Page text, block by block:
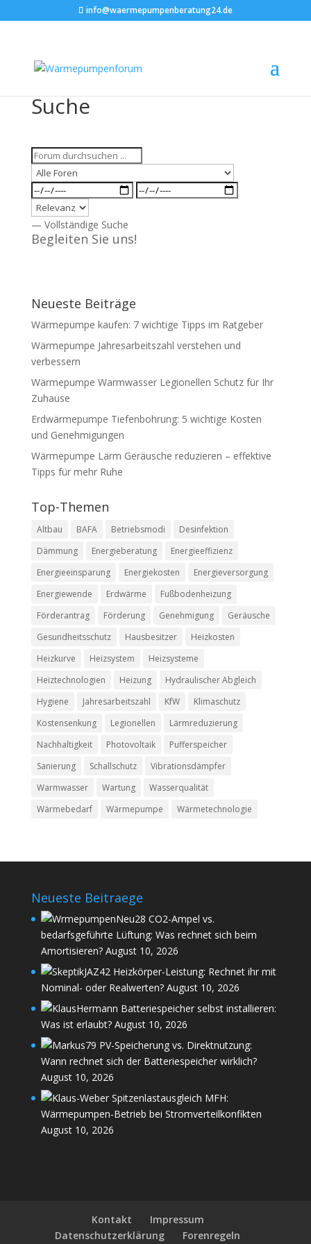
info@waermepumpenberatung24.de
Suche
— Vollständige Suche
Begleiten Sie uns!
Neueste Beiträge
Wärmepumpe kaufen: 7 wichtige Tipps im Ratgeber
Wärmepumpe Jahresarbeitszahl verstehen und
verbessern
Wärmepumpe Warmwasser Legionellen Schutz für Ihr
Zuhause
Erdwärmepumpe Tiefenbohrung: 5 wichtige Kosten
und Genehmigungen
Wärmepumpe Lärm Geräusche reduzieren – effektive
Tipps für mehr Ruhe
Top-Themen
Altbau BAFA Betriebsmodi
Desinfektion
Dämmung
Energieberatung
Energieeffizienz
Energieeinsparung
Energiekosten
Energieversorgung
Energiewende
Erdwärme
Fußbodenheizung
Förderantrag
Förderung Genehmigung
Geräusche
Gesundheitsschutz
Hausbesitzer
Heizkosten
Heizkurve
Heizsystem
Heizsysteme
Heiztechnologien
Heizung
Hydraulischer Abgleich
Hygiene
Jahresarbeitszahl KfW
Klimaschutz
Kostensenkung
Legionellen
Lärmreduzierung
Nachhaltigkeit
Photovoltaik
Pufferspeicher
Sanierung
Schallschutz
Vibrationsdämpfer
Warmwasser
Wartung
Wasserqualität
Wärmebedarf
Wärmepumpe Wärmetechnologie
Neueste Beitraege
CO2-Ampel vs.
bedarfsgeführte Lüftung: Was rechnet sich beim
Amortisieren? August 10, 2026
Heizkörper-Leistung: Rechnet ihr mit
Nominal- oder Realwerten? August 10, 2026
Batteriespeicher selbst installieren:
Was ist erlaubt? August 10, 2026
PV-Speicherung vs. Direktnutzung:
Wann rechnet sich der Batteriespeicher wirklich?
August 10, 2026
Spitzenlastausgleich MFH:
Wärmepumpen-Betrieb bei Stromverteilkonfikten
August 10, 2026
Kontakt
Impressum
Datenschutz­erklärung
Forenregeln